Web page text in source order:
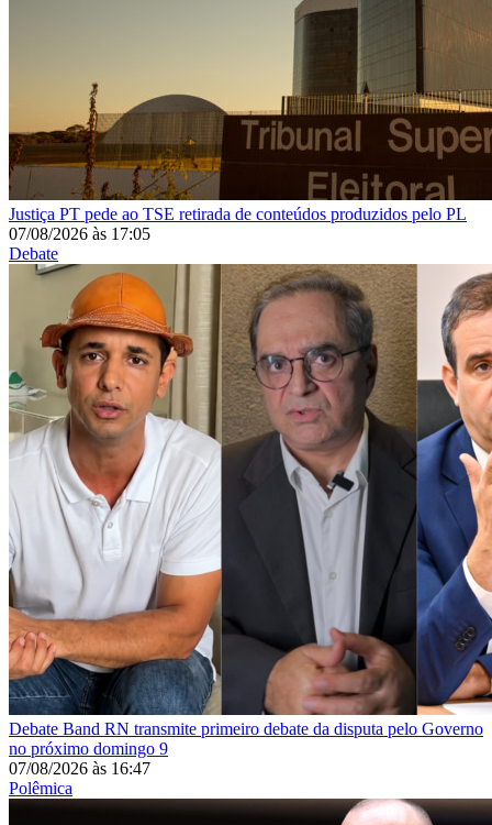
Justiça PT pede ao TSE retirada de conteúdos produzidos pelo PL
07/08/2026 às 17:05
Debate
Debate Band RN transmite primeiro debate da disputa pelo Governo
no próximo domingo 9
07/08/2026 às 16:47
Polêmica